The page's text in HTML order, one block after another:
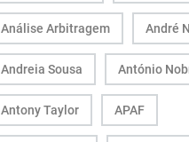
Análise Arbitragem André
Andreia Sousa António
Antony Taylor APAF